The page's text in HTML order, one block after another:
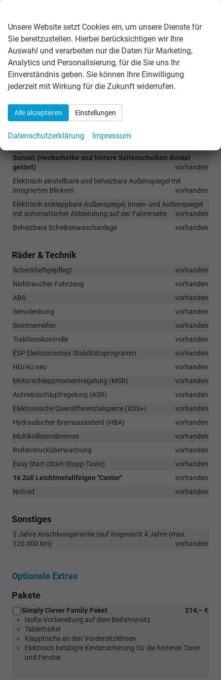
Dachreling in Schwarz
vorhanden
Stoßfänger teilweise in Wagenfarbe lackiert
vorhanden
Radhausabdeckung vorn und hinten aus Kunststoff, schwarz
genarbt
vorhanden
Außenspiegel und Türgriffe in Wagenfarbe lackiert
vorhanden
Vorbereitung für eine Anhängerzugvorrichtung, inkl.
Nebelscheinwerfer
Sunset (Heckscheibe und hintere Seitenscheiben dunkel
getönt)
vorhanden
Elektrisch einstellbare und beheizbare Außenspiegel mit
integrierten Blinkern
vorhanden
Elektrisch anklappbare Außenspiegel, Innen- und Außenspiegel
mit automatischer Abblendung auf der Fahrerseite
vorhanden
Beheizbare Scheibenwaschanlage
vorhanden
Räder & Technik
Scheckheftgepflegt
vorhanden
Nichtraucher-Fahrzeug
vorhanden
ABS
vorhanden
Servolenkung
vorhanden
Sommerreifen
vorhanden
Traktionskontrolle
vorhanden
ESP Elektronisches Stabilitätsprogramm
vorhanden
HU/AU neu
vorhanden
Motorschleppmomentregelung (MSR)
vorhanden
Antriebsschlupfregelung (ASR)
vorhanden
Elektronische Querdifferenzialsperre (XDS+)
vorhanden
Hydraulischer Bremsassistent (HBA)
vorhanden
Multikollisionsbremse
vorhanden
Reifendrucküberwachung
vorhanden
Easy Start (Start-Stopp-Taste)
vorhanden
16 Zoll Leichtmetallfelgen "Castor"
vorhanden
Notrad
vorhanden
Sonstiges
2 Jahre Anschlussgarantie (auf insgesamt 4 Jahre (max.
120.000 km)
vorhanden
Optionale Extras
Pakete
214,– €
Simply Clever Family Paket
Isofix-Vorbereitung auf dem Beifahrersitz
Tablethalter
Klapptische an den Vordersitzlehnen
Elektrisch betätigte Kindersicherung für die hinteren Türen
und Fenster
Unsere Website setzt Cookies ein, um unsere Dienste für
Sie bereitzustellen. Hierbei berücksichtigen wir Ihre
Auswahl und verarbeiten nur die Daten für Marketing,
Analytics und Personalisierung, für die Sie uns Ihr
Einverständnis geben. Sie können Ihre Einwilligung
jederzeit mit Wirkung für die Zukunft widerrufen.
Alle akzeptieren Einstellungen
Datenschutzerklärung Impressum